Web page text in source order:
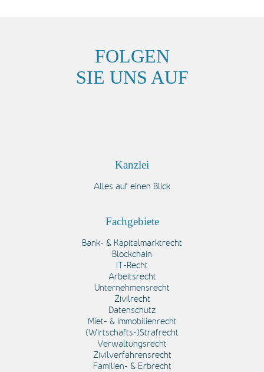
FOLGEN
SIE UNS AUF
Kanzlei
Alles auf einen Blick
Fachgebiete
Bank- & Kapitalmarktrecht
Blockchain
IT-Recht
Arbeitsrecht
Unternehmensrecht
Zivilrecht
Datenschutz
Miet- & Immobilienrecht
(Wirtschafts-)Strafrecht
Verwaltungsrecht
Zivilverfahrensrecht
Familien- & Erbrecht